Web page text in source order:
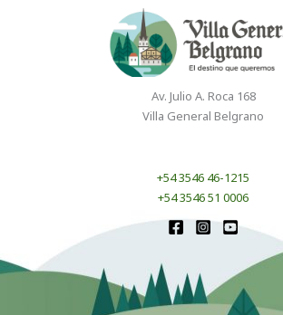
Av. Julio A. Roca 168
Villa General Belgrano
+54 3546 46-1215
+54 3546 51 0006